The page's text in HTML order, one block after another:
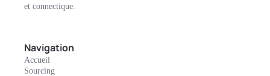
et connectique.
Navigation
Accueil
Sourcing